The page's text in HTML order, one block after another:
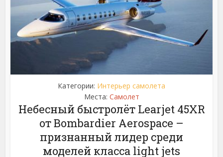
Категории: Интерьер самолета
Места: Самолет
Небесный быстролёт Learjet 45XR
от Bombardier Aerospace –
признанный лидер среди
моделей класса light jets